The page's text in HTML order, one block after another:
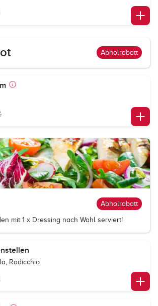
Abholrabatt
Abholrabatt
mit 1 x Dressing nach Wahl serviert!
Radicchio